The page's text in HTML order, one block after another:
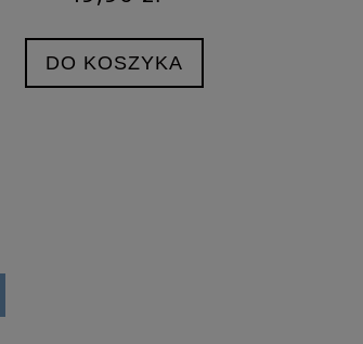
DO KOSZYKA